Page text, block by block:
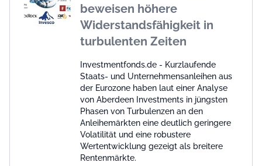
beweisen höhere
Widerstandsfähigkeit in
turbulenten Zeiten
Investmentfonds.de - Kurzlaufende
Staats- und Unternehmensanleihen aus
der Eurozone haben laut einer Analyse
von Aberdeen Investments in jüngsten
Phasen von Turbulenzen an den
Anleihemärkten eine deutlich geringere
Volatilität und eine robustere
Wertentwicklung gezeigt als breitere
Rentenmärkte.